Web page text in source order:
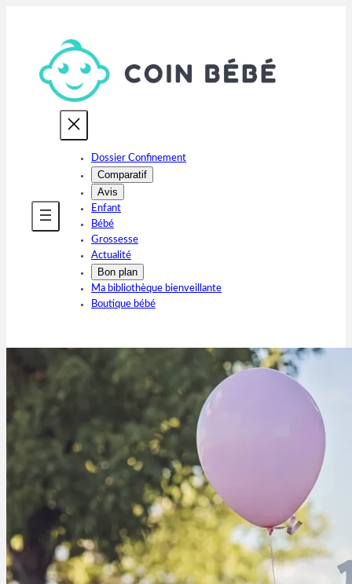
contenu
Dossier Confinement
Comparatif
Avis
Enfant
Bébé
Grossesse
Actualité
Bon plan
Ma bibliothèque bienveillante
Boutique bébé